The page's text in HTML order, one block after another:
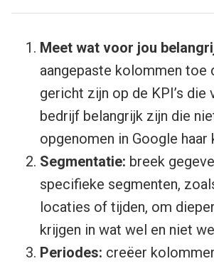
Meet wat voor jou
aangepaste kolommen toe
gericht zijn op de KPI’s die
bedrijf belangrijk zijn die
opgenomen in Google
Segmentatie: breek
specifieke segmenten,
locaties of tijden, om
krijgen in wat wel en niet
Periodes: creëer